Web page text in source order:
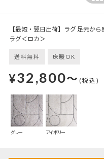
【最短・翌日出荷】ラグ 足元か
ラグ＜ロカ＞
送料無料 床暖OK
¥32,800～ (税込)
グレー アイボリー